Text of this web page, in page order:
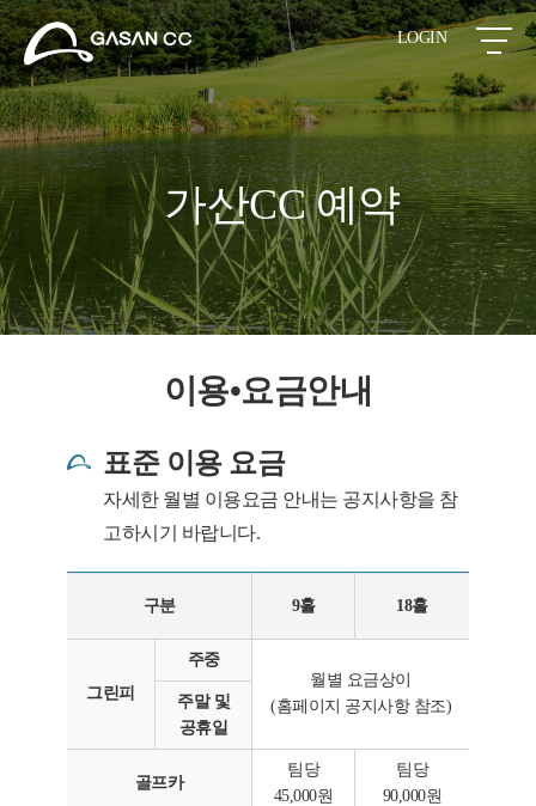
LOGIN
가산CC 예약
이용•요금안내
표준 이용 요금
자세한 월별 이용요금 안내는 공지사항을 참
고하시기 바랍니다.
구분 9홀 18홀
그린피
주중
월별 요금상이
(홈페이지 공지사항 참조)
주말 및
공휴일
골프카
팀당
45,000원
팀당
90,000원